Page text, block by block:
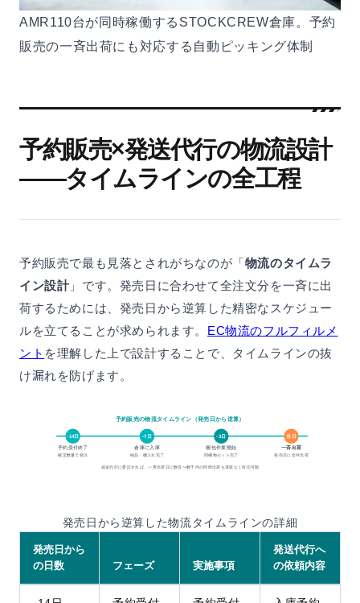
AMR110台が同時稼働するSTOCKCREW倉庫。予約
販売の一斉出荷にも対応する自動ピッキング体制
予約販売×発送代行の物流設計
——タイムラインの全工程
予約販売で最も見落とされがちなのが「物流のタイムラ
イン設計」です。発売日に合わせて全注文分を一斉に出
荷するためには、発売日から逆算した精密なスケジュー
ルを立てることが求められます。 EC物流のフルフィルメ
ント を理解した上で設計することで、タイムラインの抜
け漏れを防げます。
予約販売の物流タイムライン（発売日から逆算）
-14日
予約受付終了
確定数量で発注
-7日
倉庫に入庫
検品・棚入れ完了
-3日
梱包作業開始
同梱物セット完了
当日
一斉出荷
発売日に全件出荷
発送代行に委託すれば、一斉出荷日に数百〜数千件の同時出荷も遅延なく対応可能
発売日から逆算した物流タイムラインの詳細
発売日から
の日数
フェーズ 実施事項
発送代行へ
の依頼内容